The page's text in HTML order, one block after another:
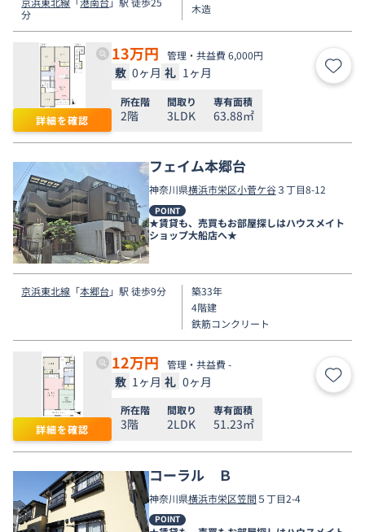
分
木造
詳細を確認
13万円 管理・共益費 6,000円
敷 0ヶ月 礼 1ヶ月 お気
所在階
2階
間取り
3LDK
専有面積
63.88㎡
フェイム本郷台
神奈川県横浜市栄区小菅ケ谷３丁目8-12
POINT
★賃貸も、売買もお部屋探しはハウスメイト
ショップ大船店へ★
京浜東北線 「本郷台」駅 徒歩9分
築33年
4階建
鉄筋コンクリート
詳細を確認
12万円 管理・共益費 -
敷 1ヶ月 礼 0ヶ月 お気
所在階
3階
間取り
2LDK
専有面積
51.23㎡
コーラル Ｂ
神奈川県横浜市栄区笠間５丁目2-4
POINT